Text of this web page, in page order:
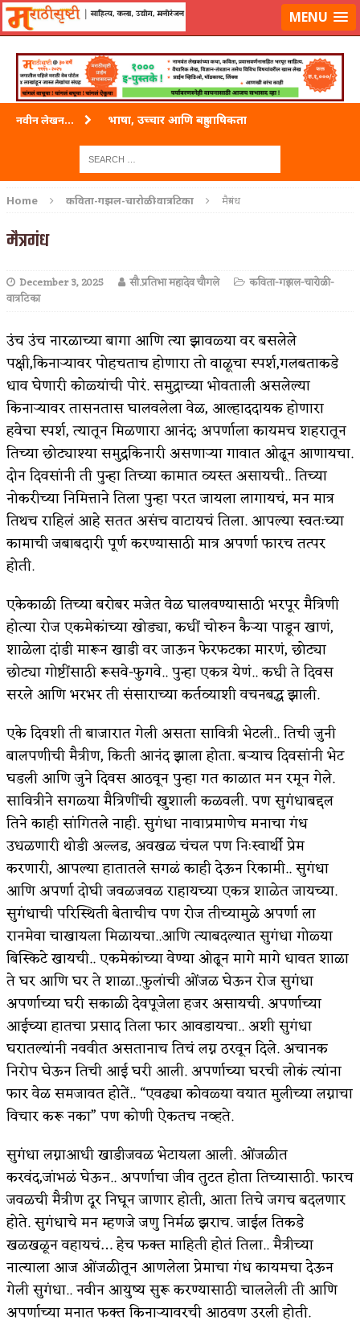
लॉग-इन करा|लेखक नोंदणी कराMENU
नवीन लेखन... भाषा, उच्चार आणि बहुभाषिकता
ताम्र – एक अफलातून धातू (COPPER)
पाटलाची विहीर
पुस्तके बदलायची आहेत तुम्हाला!
किती घोषणांचा पाऊस होता
कसं हुईन तं हू माय…
काळजाचे प्रेत
चमकदार चांदी
आदिवासींचा डॉक्टर, समाजसेवेचा ध्यास : डॉ. राहुल
जोशी
४ जुलै – इतिहासात घडलेल्या महत्त्वाच्या घटना
सुवर्ण – झळाळी
‘अर्थ’पूर्ण हास्य
अपूर्ण कथा
बुडीच खटलं – संयुक्त कुटुंब का गरजेचं?
Home कविता-गझल-चारोळी-वात्रटिका मैत्रगंध
मैत्रगंध
December 3, 2025 सौ.प्रतिभा महादेव चौगले
कविता-गझल-चारोळी-
वात्रटिका
उंच उंच नारळाच्या बागा आणि त्या झावळ्या वर बसलेले
पक्षी,किनाऱ्यावर पोहचताच होणारा तो वाळूचा स्पर्श,गलबताकडे
धाव घेणारी कोळ्यांची पोरं. समुद्राच्या भोवताली असलेल्या
किनाऱ्यावर तासनतास घालवलेला वेळ, आल्हाददायक होणारा
हवेचा स्पर्श, त्यातून मिळणारा आनंद; अपर्णाला कायमच शहरातून
तिच्या छोट्याश्या समुद्रकिनारी असणाऱ्या गावात ओढून आणायचा.
दोन दिवसांनी ती पुन्हा तिच्या कामात व्यस्त असायची.. तिच्या
नोकरीच्या निमित्ताने तिला पुन्हा परत जायला लागायचं, मन मात्र
तिथच राहिलं आहे सतत असंच वाटायचं तिला. आपल्या स्वतःच्या
कामाची जबाबदारी पूर्ण करण्यासाठी मात्र अपर्णा फारच तत्पर
होती.
एकेकाळी तिच्या बरोबर मजेत वेळ घालवण्यासाठी भरपूर मैत्रिणी
होत्या रोज एकमेकांच्या खोड्या, कधीं चोरुन कैऱ्या पाडून खाणं,
शाळेला दांडी मारून खाडी वर जाऊन फेरफटका मारणं, छोट्या
छोट्या गोष्टींसाठी रूसवे-फुगवे.. पुन्हा एकत्र येणं.. कधी ते दिवस
सरले आणि भरभर ती संसाराच्या कर्तव्याशी वचनबद्ध झाली.
एके दिवशी ती बाजारात गेली असता सावित्री भेटली.. तिची जुनी
बालपणीची मैत्रीण, किती आनंद झाला होता. बऱ्याच दिवसांनी भेट
घडली आणि जुने दिवस आठवून पुन्हा गत काळात मन रमून गेले.
सावित्रीने सगळ्या मैत्रिणींची खुशाली कळवली. पण सुगंधाबद्दल
तिने काही सांगितले नाही. सुगंधा नावाप्रमाणेच मनाचा गंध
उधळणारी थोडी अल्लड, अवखळ चंचल पण निःस्वार्थी प्रेम
करणारी, आपल्या हातातले सगळं काही देऊन रिकामी.. सुगंधा
आणि अपर्णा दोघी जवळजवळ राहायच्या एकत्र शाळेत जायच्या.
सुगंधाची परिस्थिती बेताचीच पण रोज तीच्यामुळे अपर्णा ला
रानमेवा चाखायला मिळायचा..आणि त्याबदल्यात सुगंधा गोळ्या
बिस्किटे खायची.. एकमेकांच्या वेण्या ओढून मागे मागे धावत शाळा
ते घर आणि घर ते शाळा..फुलांची ओंजळ घेऊन रोज सुगंधा
अपर्णाच्या घरी सकाळी देवपूजेला हजर असायची. अपर्णाच्या
आईच्या हातचा प्रसाद तिला फार आवडायचा.. अशी सुगंधा
घरातल्यांनी नववीत असतानाच तिचं लग्न ठरवून दिले. अचानक
निरोप घेऊन तिची आई घरी आली. अपर्णाच्या घरची लोकं त्यांना
फार वेळ समजावत होतें.. “एवढ्या कोवळ्या वयात मुलीच्या लग्नाचा
विचार करू नका” पण कोणी ऐकतच नव्हते.
सुगंधा लग्नाआधी खाडीजवळ भेटायला आली. ओंजळीत
करवंद,जांभळं घेऊन.. अपर्णाचा जीव तुटत होता तिच्यासाठी. फारच
जवळची मैत्रीण दूर निघून जाणार होती, आता तिचे जगच बदलणार
होते. सुगंधाचे मन म्हणजे जणु निर्मळ झराच. जाईल तिकडे
खळखळून वहायचं… हेच फक्त माहिती होतं तिला.. मैत्रीच्या
नात्याला आज ओंजळीतून आणलेला प्रेमाचा गंध कायमचा देऊन
गेली सुगंधा.. नवीन आयुष्य सुरू करण्यासाठी चाललेली ती आणि
अपर्णाच्या मनात फक्त किनाऱ्यावरची आठवण उरली होती.